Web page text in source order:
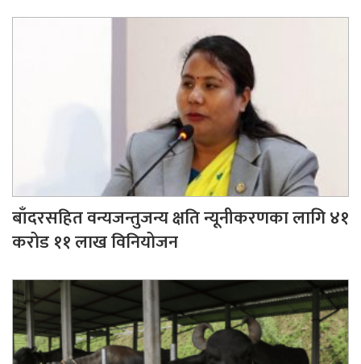
बाँदरसहित वन्यजन्तुजन्य क्षति न्यूनीकरणका लागि ४१
करोड ११ लाख विनियोजन